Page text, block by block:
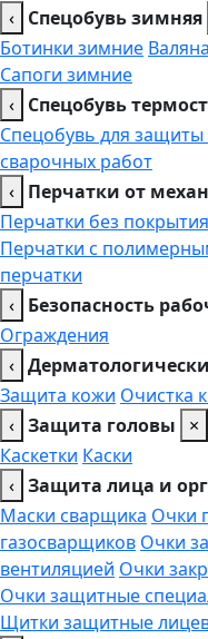
‹ Спецобувь зимняя
Ботинки зимние
Сапоги зимние
‹ Спецобувь
Спецобувь для защиты
сварочных работ
‹ Перчатки от
Перчатки без покрытия
Перчатки с
перчатки
‹ Безопасность
Ограждения
‹
Защита кожи Очистка
‹ Защита головы
×
Каскетки Каски
‹ Защита лица и
Маски сварщика Очки
газосварщиков Очки
вентиляцией Очки
Очки защитные
Щитки защитные